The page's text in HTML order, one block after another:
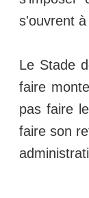
s'ouvrent
Le Stade
faire
pas faire
faire son